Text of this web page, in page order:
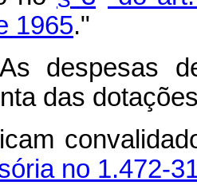
1965."
despesas
das
no 1.472-